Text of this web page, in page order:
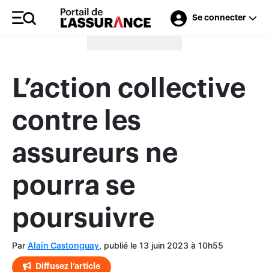
Se connecter
Merci à nos annonceurs
L’action collective
contre les
assureurs ne
pourra se
poursuivre
Par Alain Castonguay, publié le 13 juin 2023 à 10h55
Diffusez l’article